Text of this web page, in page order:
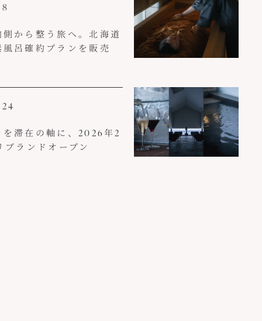
から整う旅へ。北海道
呂確約プランを販売
を滞在の軸に、2026年2
ブランドオープン